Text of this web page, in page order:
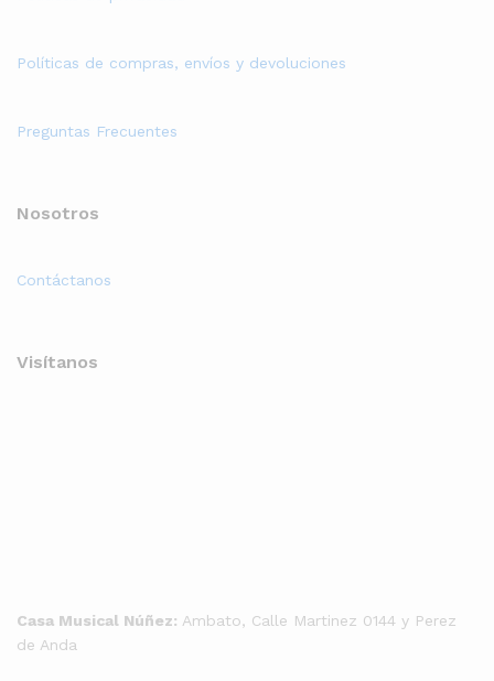
Políticas de compras, envíos y devoluciones
Preguntas Frecuentes
Nosotros
Contáctanos
Visítanos
Casa Musical Núñez: Ambato, Calle Martinez 0144 y Perez
de Anda